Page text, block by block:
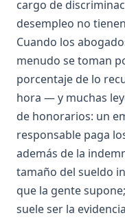
cargo de
desempleo no
Cuando los
menudo se toman
porcentaje de lo
hora — y muchas
de honorarios: un
responsable paga
además de la
tamaño del sueldo
que la gente
suele ser la